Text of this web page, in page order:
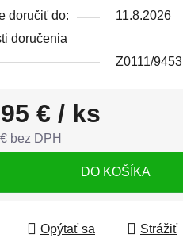
doručiť do:
11.8.2026
doručenia
Z0111/9453
€ / ks
bez DPH
DO KOŠÍKA
Opýtať sa
Strážiť